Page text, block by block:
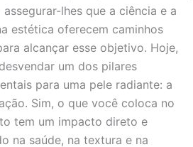
assegurar-lhes que a ciência e a
estética oferecem caminhos
alcançar esse objetivo. Hoje,
um dos pilares
para uma pele radiante: a
Sim, o que você coloca no
tem um impacto direto e
na saúde, na textura e na